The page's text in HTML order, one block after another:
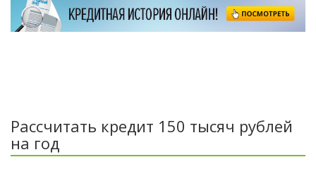
Рассчитать кредит 150 тысяч рублей
на год